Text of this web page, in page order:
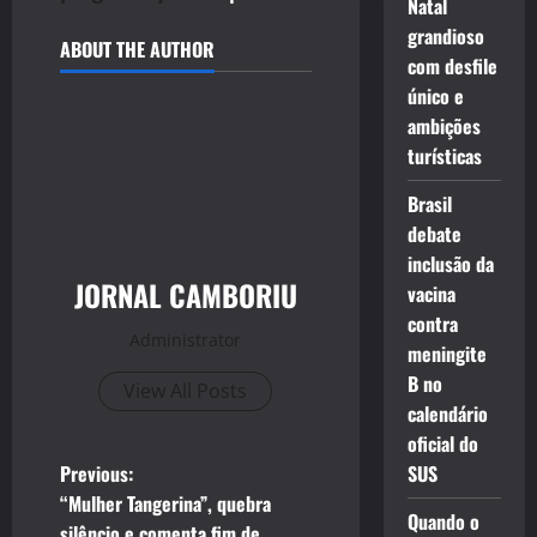
ABOUT THE AUTHOR
JORNAL CAMBORIU
Administrator
View All Posts
P
Previous:
“Mulher Tangerina”, quebra
Natal
grandioso
com desfile
único e
ambições
turísticas
Brasil
debate
inclusão da
vacina
contra
meningite
B no
calendário
oficial do
SUS
Quando o